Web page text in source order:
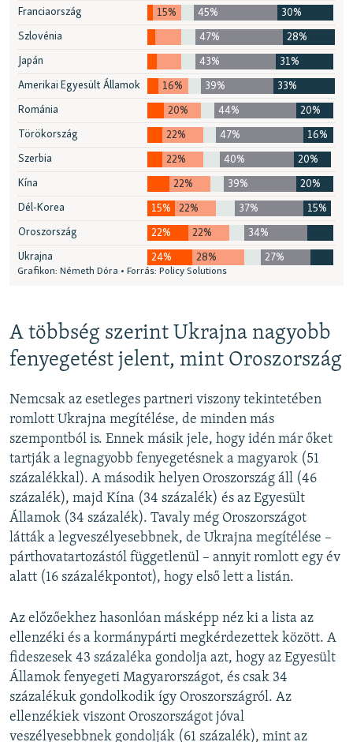
A többség szerint Ukrajna nagyobb
fenyegetést jelent, mint Oroszország
Nemcsak az esetleges partneri viszony tekintetében
romlott Ukrajna megítélése, de minden más
szempontból is. Ennek másik jele, hogy idén már őket
tartják a legnagyobb fenyegetésnek a magyarok (51
százalékkal). A második helyen Oroszország áll (46
százalék), majd Kína (34 százalék) és az Egyesült
Államok (34 százalék). Tavaly még Oroszországot
látták a legveszélyesebbnek, de Ukrajna megítélése –
párthovatartozástól függetlenül – annyit romlott egy év
alatt (16 százalékpontot), hogy első lett a listán.
Az előzőekhez hasonlóan másképp néz ki a lista az
ellenzéki és a kormánypárti megkérdezettek között. A
fideszesek 43 százaléka gondolja azt, hogy az Egyesült
Államok fenyegeti Magyarországot, és csak 34
százalékuk gondolkodik így Oroszországról. Az
ellenzékiek viszont Oroszországot jóval
veszélyesebbnek gondolják (61 százalék), mint az